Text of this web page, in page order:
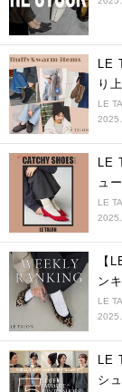
LE
り
LE
LE
ュ
LE
【
ン
LE
LE
シ